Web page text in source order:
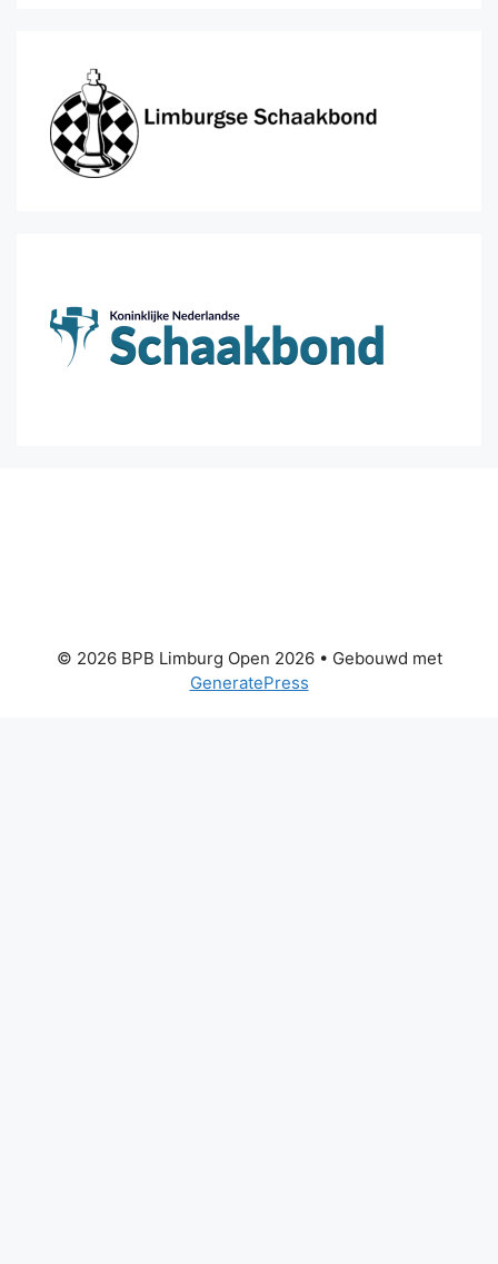
© 2026 BPB Limburg Open 2026• Gebouwd met
GeneratePress